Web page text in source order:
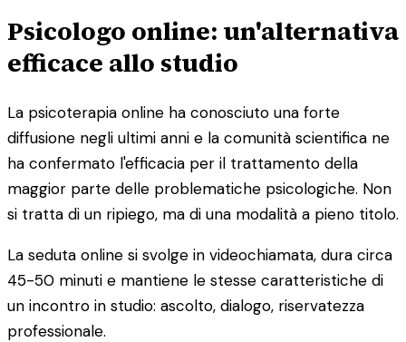
Psicologo online: un'alternativa
efficace allo studio
La psicoterapia online ha conosciuto una forte
diffusione negli ultimi anni e la comunità scientifica ne
ha confermato l'efficacia per il trattamento della
maggior parte delle problematiche psicologiche. Non
si tratta di un ripiego, ma di una modalità a pieno titolo.
La seduta online si svolge in videochiamata, dura circa
45-50 minuti e mantiene le stesse caratteristiche di
un incontro in studio: ascolto, dialogo, riservatezza
professionale.